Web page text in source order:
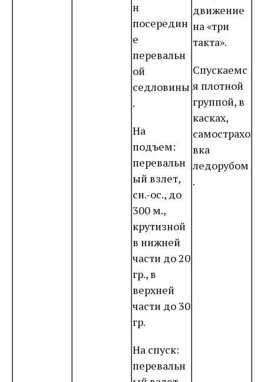
н
посередин
е
перевальн
ой
седловины
.
На
подъем:
перевальн
ый взлет,
сн.-ос., до
300 м.,
крутизной
в нижней
части до 20
гр., в
верхней
части до 30
гр.
На спуск:
перевальн
движение
на «три
такта».
Спускаемс
я плотной
группой, в
касках,
самострахо
вка
ледорубом
.